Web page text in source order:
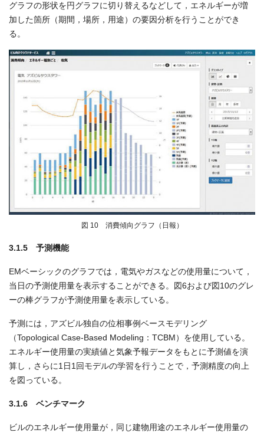
グラフの形状を円グラフに切り替えるなどして，エネルギーが増
加した箇所（期間，場所，用途）の要因分析を行うことができ
る。
図 10 消費傾向グラフ（日報）
3.1.5 予測機能
EMベーシックのグラフでは，電気やガスなどの使用量について，
当日の予測使用量を表示することができる。図6および図10のグレ
ーの棒グラフが予測使用量を表示している。
予測には，アズビル独自の位相事例ベースモデリング
（Topological Case-Based Modeling：TCBM）を使用している。
エネルギー使用量の実績値と気象予報データをもとに予測値を演
算し，さらに1日1回モデルの学習を行うことで，予測精度の向上
を図っている。
3.1.6 ベンチマーク
ビルのエネルギー使用量が，同じ建物用途のエネルギー使用量の